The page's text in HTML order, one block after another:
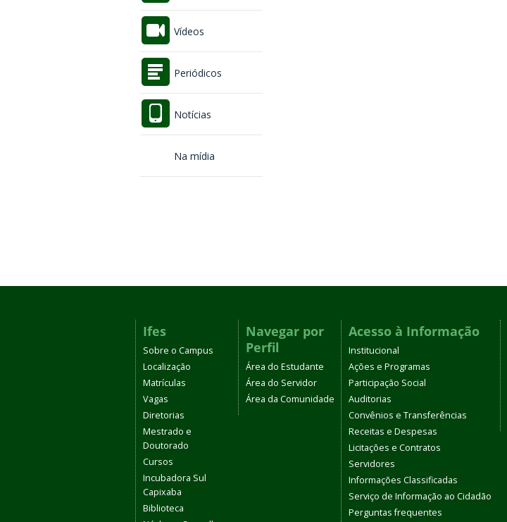
Vídeos
Periódicos
Notícias
Na mídia
Ifes
Sobre o Campus
Localização
Matrículas
Vagas
Diretorias
Mestrado e
Doutorado
Cursos
Incubadora Sul
Capixaba
Biblioteca
Navegar por
Perfil
Área do Estudante
Área do Servidor
Área da Comunidade
Acesso à Informação
Institucional
Ações e Programas
Participação Social
Auditorias
Convênios e Transferências
Receitas e Despesas
Licitações e Contratos
Servidores
Informações Classificadas
Serviço de Informação ao Cidadão
Perguntas frequentes